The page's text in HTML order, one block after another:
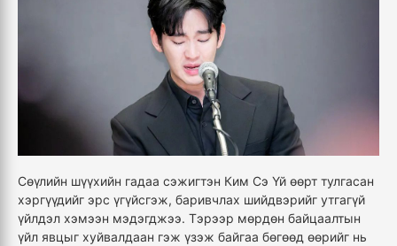
Сөүлийн шүүхийн гадаа сэжигтэн Ким Сэ Үй өөрт тулгасан
хэргүүдийг эрс үгүйсгэж, баривчлах шийдвэрийг утгагүй
үйлдэл хэмээн мэдэгджээ. Тэрээр мөрдөн байцаалтын
үйл явцыг хуйвалдаан гэж үзэж байгаа бөгөөд өөрийг нь